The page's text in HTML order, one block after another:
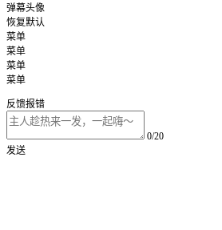
弹幕头像
恢复默认
菜单
菜单
菜单
菜单
反馈报错
0/20
发送